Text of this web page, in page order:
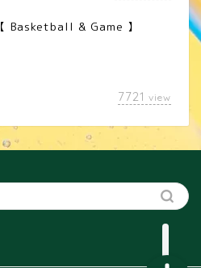
【 Basketball & Game 】
7721 view
カメラレンズ
YouTube